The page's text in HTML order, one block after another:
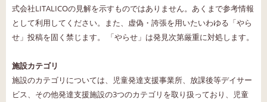
式会社LITALICOの見解を示すものではありません。あくまで参考情報
として利用してください。また、虚偽・誇張を用いたいわゆる「やら
せ」投稿を固く禁じます。 「やらせ」は発見次第厳重に対処します。
施設カテゴリ
施設のカテゴリについては、児童発達支援事業所、放課後等デイサー
ビス、その他発達支援施設の3つのカテゴリを取り扱っており、児童